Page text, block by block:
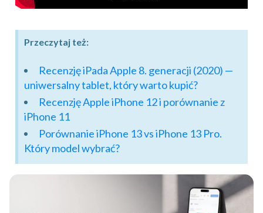
Przeczytaj też:
Recenzję iPada Apple 8. generacji (2020) —
uniwersalny tablet, który warto kupić?
Recenzję Apple iPhone 12 i porównanie z
iPhone 11
Porównanie iPhone 13 vs iPhone 13 Pro.
Który model wybrać?